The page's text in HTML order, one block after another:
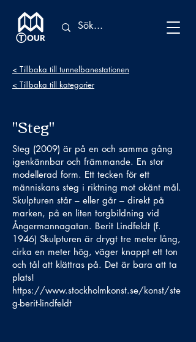
< Tillbaka till tunnelbanestationen
< Tillbaka till kategorier
"Steg"
Steg (2009) är på en och samma gång
igenkännbar och främmande. En stor
modellerad form. Ett tecken för ett
människans steg i riktning mot okänt mål.
Skulpturen står – eller går – direkt på
marken, på en liten torgbildning vid
Ångermannagatan. Berit Lindfeldt (f.
1946) Skulpturen är drygt tre meter lång,
cirka en meter hög, väger knappt ett ton
och tål att klättras på. Det är bara att ta
plats!
https://www.stockholmkonst.se/konst/ste
g-berit-lindfeldt